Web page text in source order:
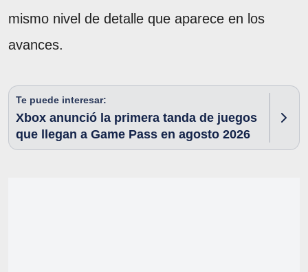
mismo nivel de detalle que aparece en los
avances.
Te puede interesar:
Xbox anunció la primera tanda de juegos
que llegan a Game Pass en agosto 2026